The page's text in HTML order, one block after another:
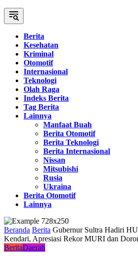
Berita
Kesehatan
Kriminal
Otomotif
Internasional
Teknologi
Olah Raga
Indeks Berita
Tag Berita
Lainnya
Manfaat Buah
Berita Otomotif
Berita Teknologi
Berita Internasional
Nissan
Mitsubishi
Rusia
Ukraina
Berita Otomotif
Lainnya
Beranda Berita Gubernur Sultra Hadiri
Kendari, Apresiasi Rekor MURI dan
BeritaDaerah